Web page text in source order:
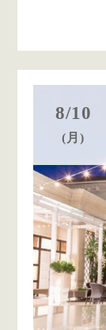
8/10
(月)